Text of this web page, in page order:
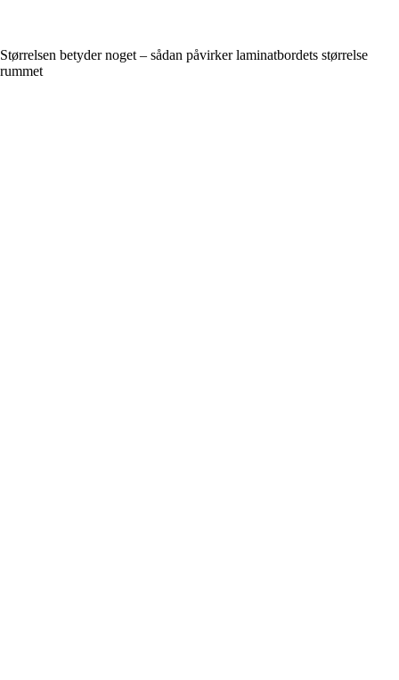
Størrelsen betyder noget – sådan påvirker laminatbordets størrelse
rummet